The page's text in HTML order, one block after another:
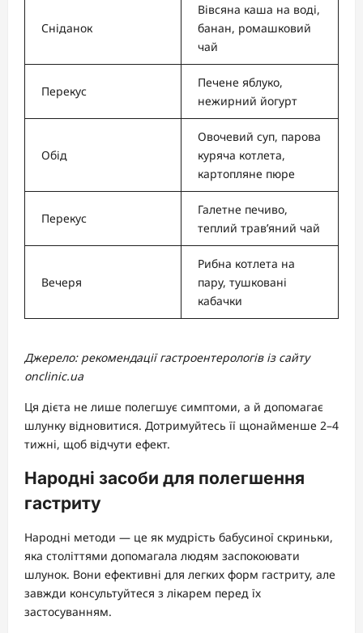
Сніданок
Вівсяна каша на воді,
банан, ромашковий
чай
Перекус
Печене яблуко,
нежирний йогурт
Обід
Овочевий суп, парова
куряча котлета,
картопляне пюре
Перекус
Галетне печиво,
теплий трав’яний чай
Вечеря
Рибна котлета на
пару, тушковані
кабачки
Джерело: рекомендації гастроентерологів із сайту
onclinic.ua
Ця дієта не лише полегшує симптоми, а й допомагає
шлунку відновитися. Дотримуйтесь її щонайменше 2–4
тижні, щоб відчути ефект.
Народні засоби для полегшення
гастриту
Народні методи — це як мудрість бабусиної скриньки,
яка століттями допомагала людям заспокоювати
шлунок. Вони ефективні для легких форм гастриту, але
завжди консультуйтеся з лікарем перед їх
застосуванням.